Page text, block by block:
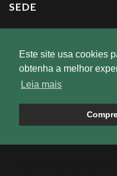
Este site usa cookies
obtenha a melhor
Leia mais
SEDE
Av. Primeira Avenida, s/n
STAND DE VENDAS
Av. Dr. José Hermano, 8,
Decô Ricardo Paranhos